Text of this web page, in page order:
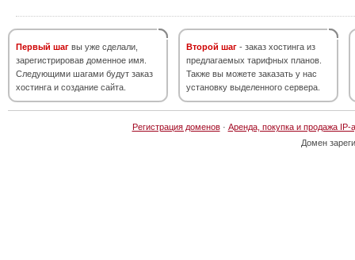
Первый шаг вы уже сделали,
зарегистрировав доменное имя.
Следующими шагами будут заказ
хостинга и создание сайта.
Второй шаг - заказ хостинга из
предлагаемых тарифных планов.
Также вы можете заказать у нас
установку выделенного сервера.
Регистрация доменов· Аренда, покупка и продажа IP-
Домен